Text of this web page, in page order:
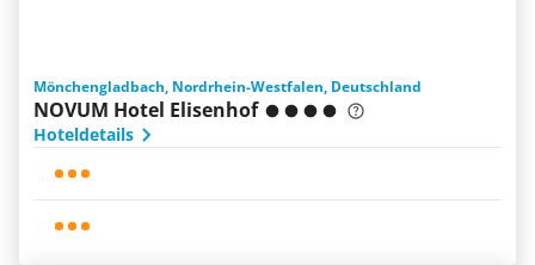
Mönchengladbach, Nordrhein-Westfalen, Deutschland
NOVUM Hotel Elisenhof
Hoteldetails